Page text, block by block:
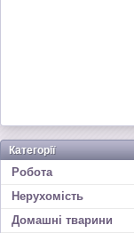
Категорії
Робота
Нерухомість
Домашні тварини